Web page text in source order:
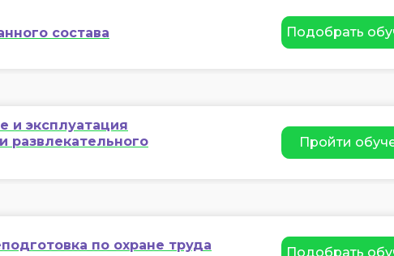
состава Подобрать
и эксплуатация
развлекательного
Пройти
по охране труда Подобрать